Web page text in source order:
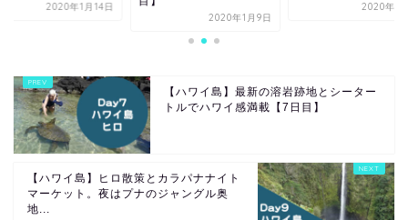
2020年1
【ハワイ島】最新の溶岩跡地とシーター
トルでハワイ感満載【7日目】
【ハワイ島】ヒロ散策とカラパナナイト
マーケット。夜はプナのジャングル奥
地...